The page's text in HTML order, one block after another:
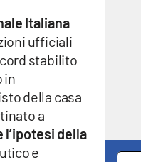
Italiana
ufficiali
stabilito
in
della casa
a
l’ipotesi della
e